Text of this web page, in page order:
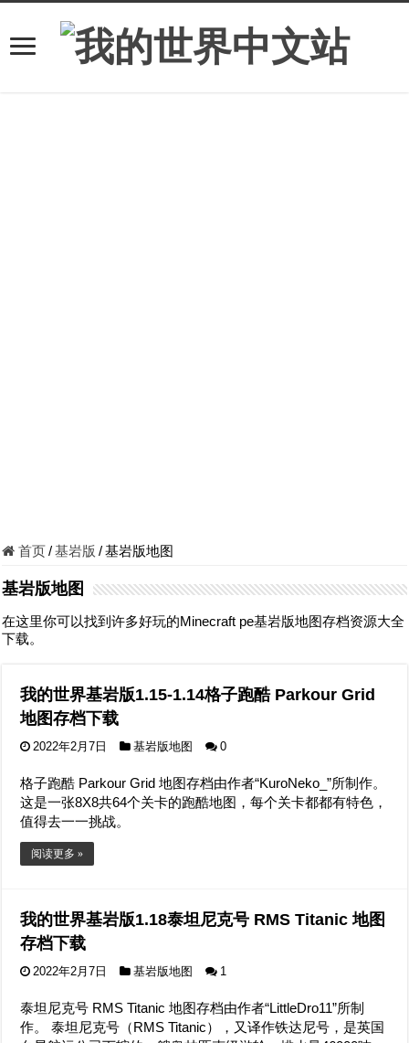
首页/基岩版 /基岩版地图
基岩版地图
在这里你可以找到许多好玩的Minecraft pe基岩版地图存档资源大全
下载。
我的世界基岩版1.15-1.14格子跑酷 Parkour Grid
地图存档下载
2022年2月7日 基岩版地图 0
格子跑酷 Parkour Grid 地图存档由作者“KuroNeko_”所制作。
这是一张8X8共64个关卡的跑酷地图，每个关卡都都有特色，
值得去一一挑战。
阅读更多 »
我的世界基岩版1.18泰坦尼克号 RMS Titanic 地图
存档下载
2022年2月7日 基岩版地图 1
泰坦尼克号 RMS Titanic 地图存档由作者“LittleDro11”所制
作。 泰坦尼克号（RMS Titanic），又译作铁达尼号，是英国